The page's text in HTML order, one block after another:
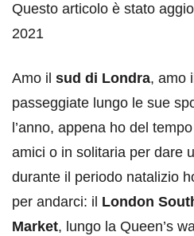
Questo articolo è stato
2021
Amo il sud di Londra, amo
passeggiate lungo le sue
l’anno, appena ho del
amici o in solitaria per dare
durante il periodo natalizio
per andarci: il London
Market, lungo la Queen’s